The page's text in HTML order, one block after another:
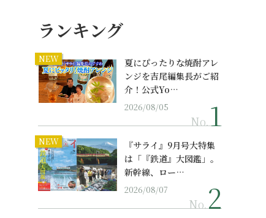
ランキング
NEW
夏にぴったりな焼酎アレ
ンジを吉尾編集長がご紹
介！公式Yo…
2026/08/05
No.
NEW
『サライ』9月号大特集
は「『鉄道』大図鑑」。
新幹線、ロー…
2026/08/07
No.